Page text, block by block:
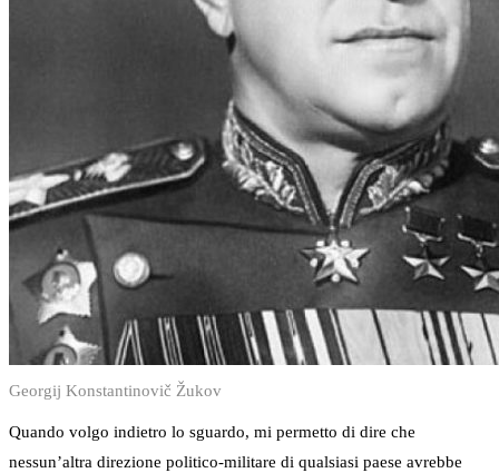
Georgij Konstantinovič Žukov
Quando volgo indietro lo sguardo, mi permetto di dire che
nessun’altra direzione politico-militare di qualsiasi paese avrebbe